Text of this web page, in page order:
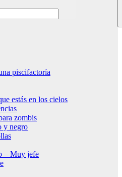
piscifactoría
estás en los cielos
zombis
y negro
– Muy jefe